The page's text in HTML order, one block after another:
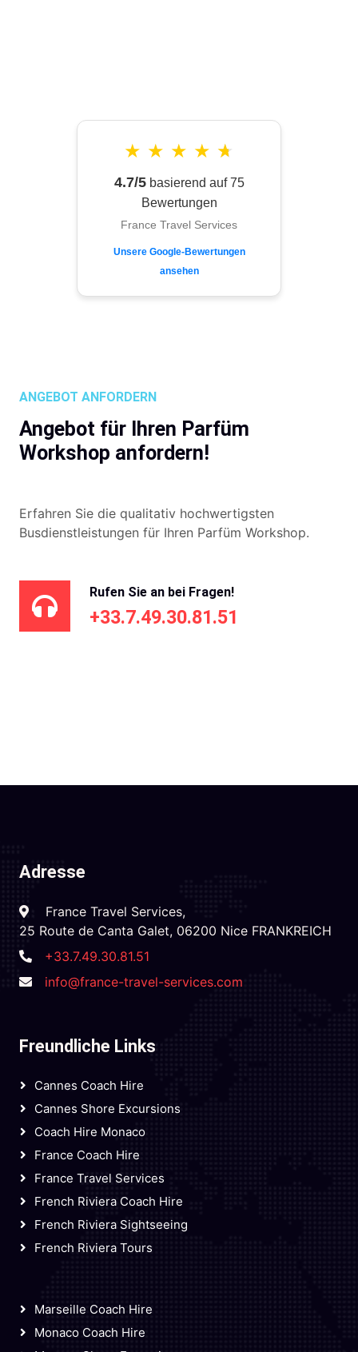
★ ★ ★ ★ ★
4.7/5 basierend auf 75
Bewertungen
France Travel Services
Unsere Google-Bewertungen
ansehen
ANGEBOT ANFORDERN
Angebot für Ihren Parfüm
Workshop anfordern!
Erfahren Sie die qualitativ hochwertigsten
Busdienstleistungen für Ihren Parfüm Workshop.
Rufen Sie an bei Fragen!
+33.7.49.30.81.51
Adresse
France Travel Services,
25 Route de Canta Galet, 06200 Nice FRANKREICH
+33.7.49.30.81.51
info@france-travel-services.com
Freundliche Links
Cannes Coach Hire
Cannes Shore Excursions
Coach Hire Monaco
France Coach Hire
France Travel Services
French Riviera Coach Hire
French Riviera Sightseeing
French Riviera Tours
Marseille Coach Hire
Monaco Coach Hire